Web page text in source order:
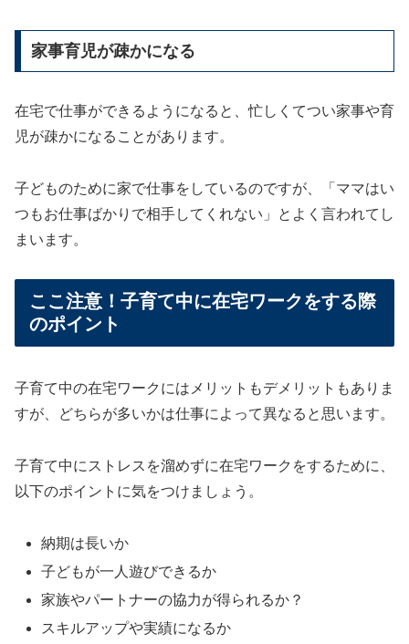
家事育児が疎かになる
在宅で仕事ができるようになると、忙しくてつい家事や育
児が疎かになることがあります。
子どものために家で仕事をしているのですが、「ママはい
つもお仕事ばかりで相手してくれない」とよく言われてし
まいます。
ここ注意！子育て中に在宅ワークをする際
のポイント
子育て中の在宅ワークにはメリットもデメリットもありま
すが、どちらが多いかは仕事によって異なると思います。
子育て中にストレスを溜めずに在宅ワークをするために、
以下のポイントに気をつけましょう。
納期は長いか
子どもが一人遊びできるか
家族やパートナーの協力が得られるか？
スキルアップや実績になるか